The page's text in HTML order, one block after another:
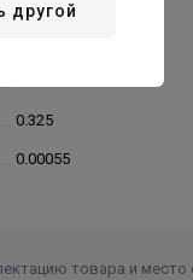
0.325
0.00055
товара и место
другой